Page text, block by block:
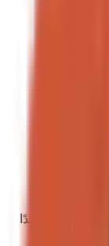
— اختر واحدًا